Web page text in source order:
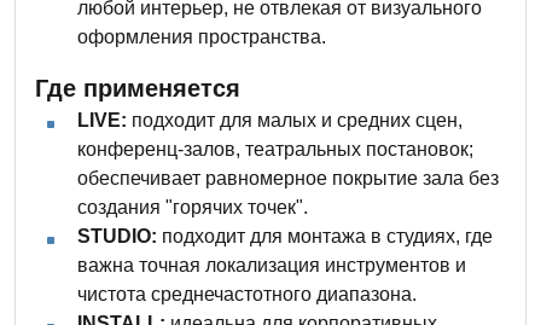
любой интерьер, не отвлекая от визуального
оформления пространства.
Где применяется
LIVE: подходит для малых и средних сцен,
конференц-залов, театральных постановок;
обеспечивает равномерное покрытие зала без
создания "горячих точек".
STUDIO: подходит для монтажа в студиях, где
важна точная локализация инструментов и
чистота среднечастотного диапазона.